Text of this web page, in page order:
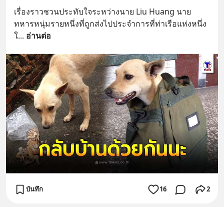
เรื่องราวชวนประทับใจระหว่างนาย Liu Huang นาย
ทหารหนุ่มรายหนึ่งที่ถูกส่งไปประจำการที่ท่าเรือแห่งหนึ่ง
ใ... อ่านต่อ
บันทึก 16 2